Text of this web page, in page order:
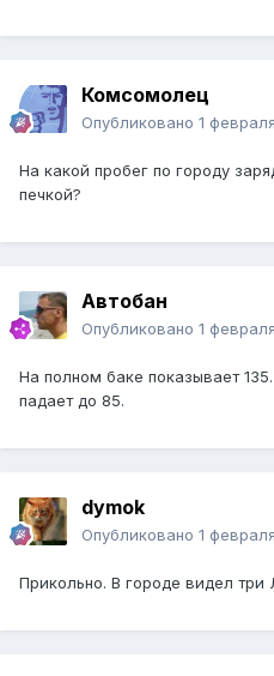
Комсомолец
Опубликовано 1
На какой пробег по городу
печкой?
Автобан
Опубликовано 1
На полном баке показывает
падает до 85.
dymok
Опубликовано 1
Прикольно. В городе видел три